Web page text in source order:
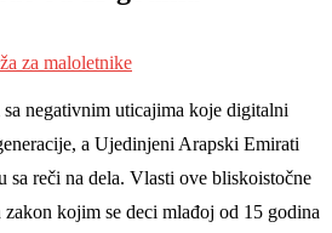
sa negativnim uticajima koje digitalni
a Ujedinjeni Arapski Emirati
reči na dela. Vlasti ove bliskoistočne
kojim se deci mlađoj od 15 godina